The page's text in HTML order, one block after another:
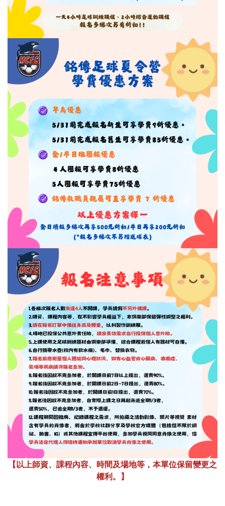
【以上師資、課程內容、時間及場地等，本單位保留變更之
權利。】